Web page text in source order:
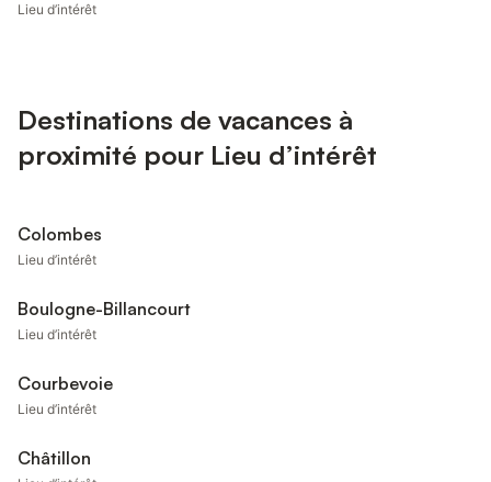
Lieu d’intérêt
Destinations de vacances à
proximité pour Lieu d’intérêt
Colombes
Lieu d’intérêt
Boulogne-Billancourt
Lieu d’intérêt
Courbevoie
Lieu d’intérêt
Châtillon